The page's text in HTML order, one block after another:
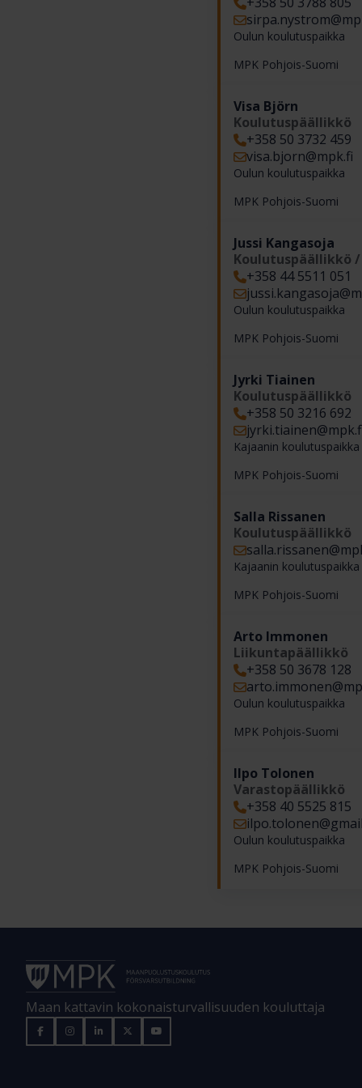
Oulun koulutuspaikka
MPK Pohjois-Suomi
Visa Björn
Koulutuspäällikkö
+358 50 3732 459
visa.bjorn​@mpk.fi
Oulun koulutuspaikka
MPK Pohjois-Suomi
Jussi Kangasoja
Koulutuspäällikkö
+358 44 5511 051
Oulun koulutuspaikka
MPK Pohjois-Suomi
Jyrki Tiainen
Koulutuspäällikkö
+358 50 3216 692
Kajaanin koulutuspaikka
MPK Pohjois-Suomi
Salla Rissanen
Koulutuspäällikkö
Kajaanin koulutuspaikka
MPK Pohjois-Suomi
Arto Immonen
Liikuntapäällikkö
+358 50 3678 128
Oulun koulutuspaikka
MPK Pohjois-Suomi
Ilpo Tolonen
Varastopäällikkö
+358 40 5525 815
Oulun koulutuspaikka
MPK Pohjois-Suomi
Maan kattavin kokonaisturvallisuuden kouluttaja